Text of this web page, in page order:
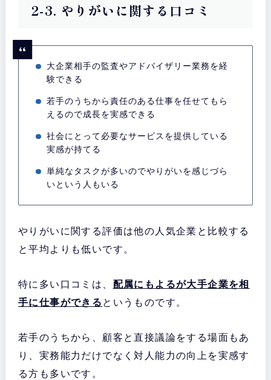
2-3. やりがいに関する口コミ
大企業相手の監査やアドバイザリー業務を経
験できる
若手のうちから責任のある仕事を任せてもら
えるので成長を実感できる
社会にとって必要なサービスを提供している
実感が持てる
単純なタスクが多いのでやりがいを感じづら
いという人もいる
やりがいに関する評価は他の人気企業と比較する
と平均よりも低いです。
特に多い口コミは、 配属にもよるが大手企業を相
手に仕事ができる というものです。
若手のうちから、顧客と直接議論をする場面もあ
り、実務能力だけでなく対人能力の向上を実感す
る方も多いです。